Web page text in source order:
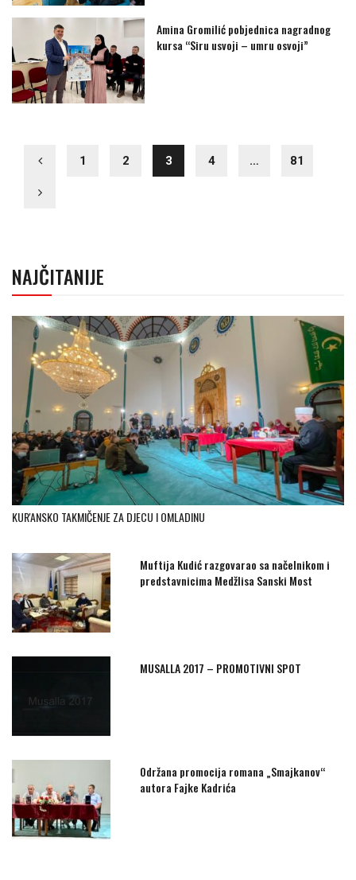
Amina Gromilić pobjednica nagradnog
kursa “Siru usvoji – umru osvoji”
1 2 3 4 … 81
NAJČITANIJE
KUR'ANSKO TAKMIČENJE ZA DJECU I OMLADINU
Muftija Kudić razgovarao sa načelnikom i
predstavnicima Medžlisa Sanski Most
MUSALLA 2017 – PROMOTIVNI SPOT
Održana promocija romana „Smajkanov“
autora Fajke Kadrića